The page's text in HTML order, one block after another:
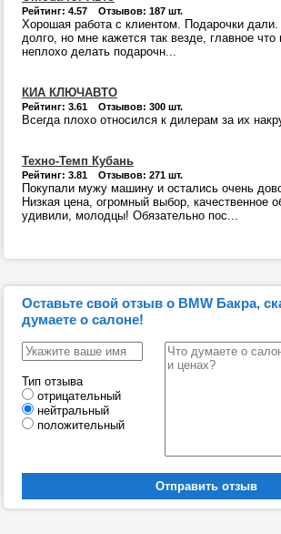
Рейтинг: 4.57 Отзывов: 187 шт.
Хорошая работа с клиентом. Подарочки
долго, но мне кажется так везде, главное
неплохо делать подарочн...
КИА КЛЮЧАВТО
Рейтинг: 3.61 Отзывов: 300 шт.
Всегда плохо относился к дилерам за их
Техно-Темп Кубань
Рейтинг: 3.81 Отзывов: 271 шт.
Покупали мужу машину и остались очень
Низкая цена, огромный выбор, качественное
удивили, молодцы! Обязательно пос...
Оставьте свой отзыв о BMW Бакра,
думаете о салоне!
Тип отзыва
отрицательный
нейтральный
положительный